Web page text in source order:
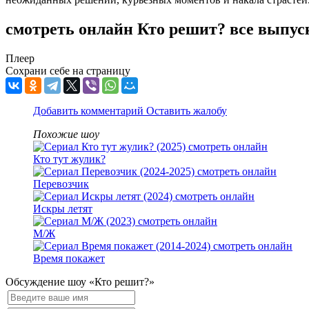
смотреть онлайн Кто решит? все
Плеер
Сохрани себе на страницу
Добавить комментарий Оставить жалобу
Похожие шоу
Кто тут жулик?
Перевозчик
Искры летят
М/Ж
Время покажет
Обсуждение шоу «Кто решит?»